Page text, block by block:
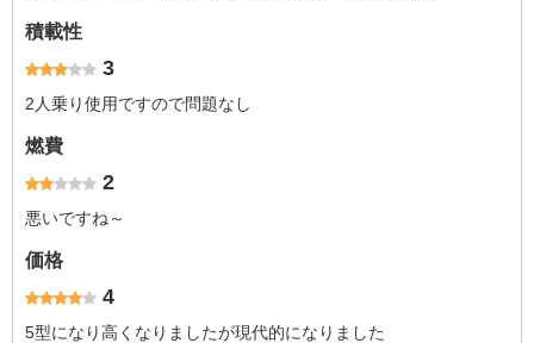
積載性
3
2人乗り使用ですので問題なし
燃費
2
悪いですね～
価格
4
5型になり高くなりましたが現代的になりました